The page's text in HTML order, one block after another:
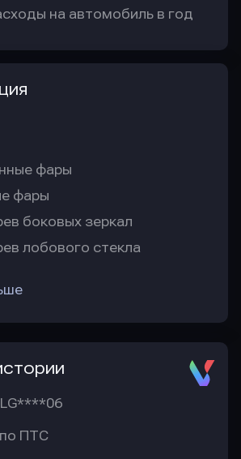
на автомобиль в год
фары
фары
боковых зеркал
лобового стекла
ПТС